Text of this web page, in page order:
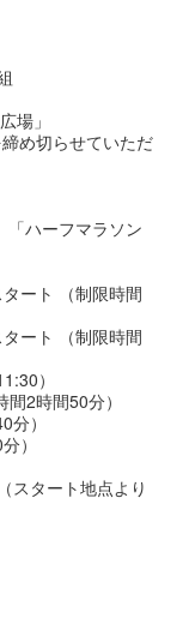
場」
め切らせていただ
ハーフマラソン
ート （制限時間
ート （制限時間
）
2時間50分）
）
）
タート地点より